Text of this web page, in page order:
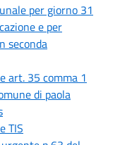
per giorno 31
e per
seconda
art. 35 comma 1
di paola
TIS